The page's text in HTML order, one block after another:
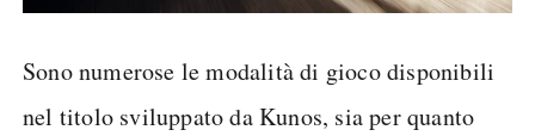
Sono numerose le modalità di gioco disponibili
nel titolo sviluppato da Kunos, sia per quanto